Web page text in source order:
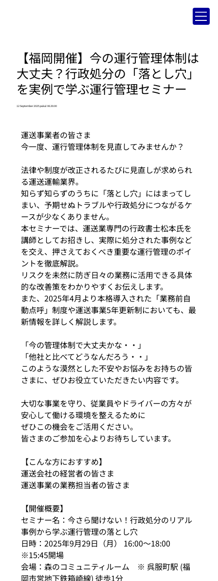
【福岡開催】今の運行管理体制は
大丈夫？行政処分の「落とし穴」
を実例で学ぶ運行管理セミナー
12 September 2025 pukul 06.30.00
運送事業者の皆さま
今一度、運行管理体制を見直してみませんか？
法律や制度が改正されるたびに見直しが求められ
る運送運輸業界。
知らず知らずのうちに「落とし穴」にはまってし
まい、予期せぬトラブルや行政処分につながるケ
ースが少なくありません。
本セミナーでは、運送業専門の行政書士松本氏を
講師としてお招きし、実際に処分された事例など
を交え、押さえておくべき重要な運行管理のポイ
ントを徹底解説。
リスクを未然に防ぎ日々の業務に活用できる具体
的な改善策をわかりやすくお伝えします。
また、2025年4月より本格導入された「業務前自
動点呼」制度や運送事業5年更新制においても、最
新情報を詳しく解説します。
「今の管理体制で大丈夫かな・・」
「他社と比べてどうなんだろう・・」
このような漠然とした不安やお悩みをお持ちの皆
さまに、ぜひお役立ていただきたい内容です。
大切な事業を守り、従業員やドライバーの方々が
安心して働ける環境を整えるために
ぜひこの機会をご活用ください。
皆さまのご参加を心よりお待ちしています。
【こんな方におすすめ】
運送会社の経営者の皆さま
運送事業の業務担当者の皆さま
【開催概要】
セミナー名：今さら聞けない！行政処分のリアル
事例から学ぶ運行管理の落とし穴
日時：2025年9月29日（月） 16:00～18:00
※15:45開場
会場：森のコミュニティルーム　※ 呉服町駅 (福
岡市営地下鉄箱崎線) 徒歩1分